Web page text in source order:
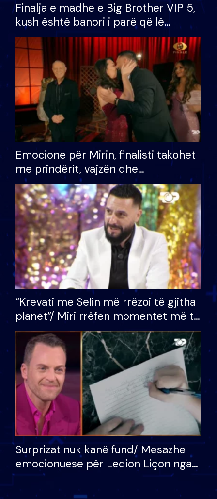
Finalja e madhe e Big Brother VIP 5,
kush është banori i parë që lë
shtëpinë dhe humb mundësinë për
të fituar çmimin e madh
Emocione për Mirin, finalisti takohet
me prindërit, vajzën dhe
bashkëshorten: S’kemi ndonjë letër
divorci apo jo?
“Krevati me Selin më rrëzoi të gjitha
planet”/ Miri rrëfen momentet më të
bukura në shtëpinë e BB VIP: Do më
mungojë zilja e mëngjesit kur…
Surprizat nuk kanë fund/ Mesazhe
emocionuese për Ledion Liçon nga
nëna dhe fëmijët e tij, moderatori
nuk i mban dot lotët: Nuk meritoj…